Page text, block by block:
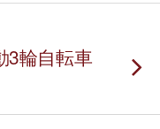
3輪自転車